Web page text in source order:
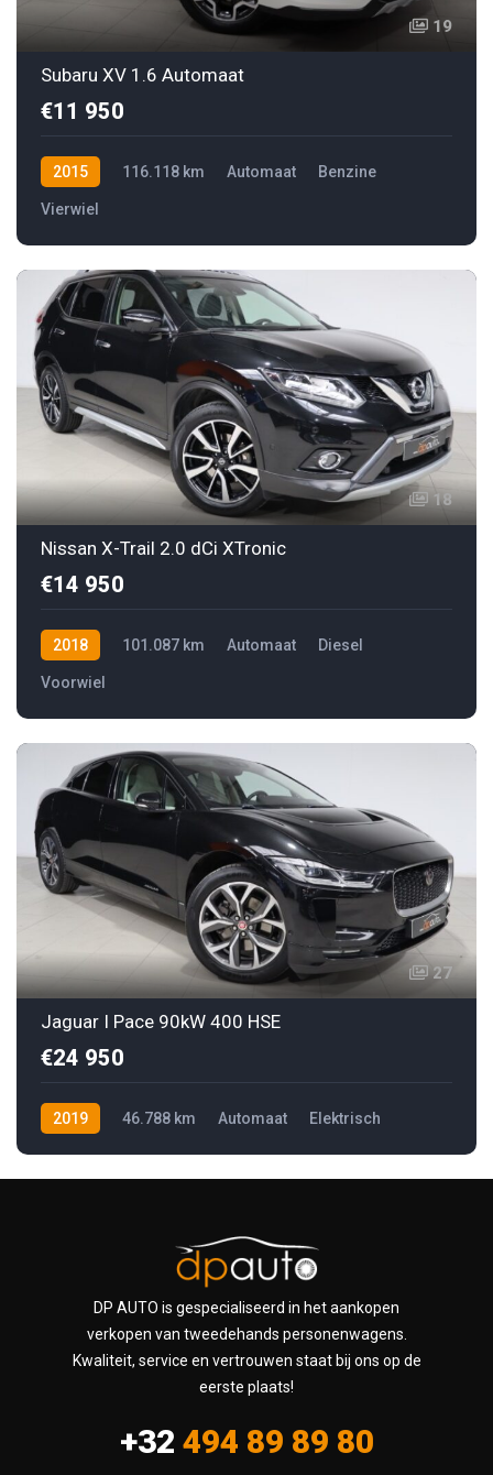
19
Subaru XV 1.6 Automaat
€11 950
2015 116.118 km Automaat Benzine
Vierwiel
18
Nissan X-Trail 2.0 dCi XTronic
€14 950
2018 101.087 km Automaat Diesel
Voorwiel
27
Jaguar I Pace 90kW 400 HSE
€24 950
2019 46.788 km Automaat Elektrisch
DP AUTO is gespecialiseerd in het aankopen
verkopen van tweedehands personenwagens.
Kwaliteit, service en vertrouwen staat bij ons op de
eerste plaats!
+32 494 89 89 80